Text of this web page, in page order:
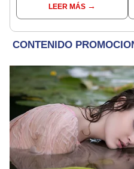
Indecopi multó a la
empresa con más de S/
LEER MÁS